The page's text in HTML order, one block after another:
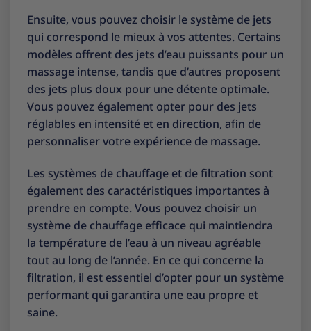
Ensuite, vous pouvez choisir le système de jets
qui correspond le mieux à vos attentes. Certains
modèles offrent des jets d’eau puissants pour un
massage intense, tandis que d’autres proposent
des jets plus doux pour une détente optimale.
Vous pouvez également opter pour des jets
réglables en intensité et en direction, afin de
personnaliser votre expérience de massage.
Les systèmes de chauffage et de filtration sont
également des caractéristiques importantes à
prendre en compte. Vous pouvez choisir un
système de chauffage efficace qui maintiendra
la température de l’eau à un niveau agréable
tout au long de l’année. En ce qui concerne la
filtration, il est essentiel d’opter pour un système
performant qui garantira une eau propre et
saine.